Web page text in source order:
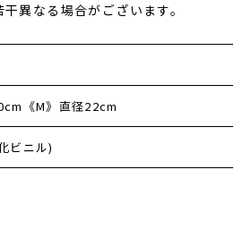
異なる場合がございます。
《M》直径22cm
ビニル)